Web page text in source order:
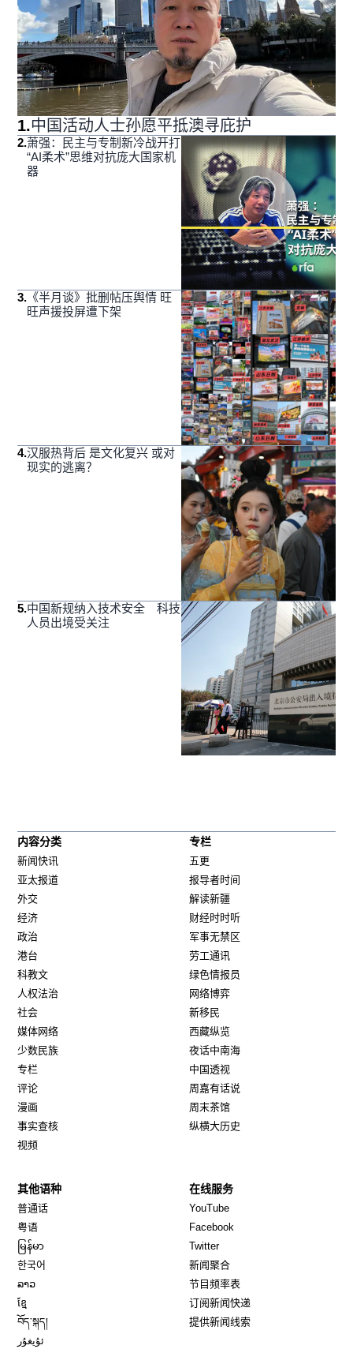
1.中国活动人士孙愿平抵澳寻庇护
2.萧强：民主与专制新冷战开打
“AI柔术”思维对抗庞大国家机
器
3. 《半月谈》批删帖压舆情 旺
旺声援投屏遭下架
4.汉服热背后 是文化复兴 或对
现实的逃离？
5.中国新规纳入技术安全 科技
人员出境受关注
内容分类
新闻快讯
亚太报道
外交
经济
政治
港台
科教文
人权法治
社会
媒体网络
少数民族
专栏
评论
漫画
事实查核
视频
专栏
五更
报导者时间
解读新疆
财经时时听
军事无禁区
劳工通讯
绿色情报员
网络博弈
新移民
西藏纵览
夜话中南海
中国透视
周嘉有话说
周末茶馆
纵横大历史
其他语种
普通话
粤语
မြန်မာ
한국어
ລາວ
ខ្មែ
བོད་སྐད།
ئۇيغۇر
在线服务
YouTube
Facebook
TwitterOpens in new window
新闻聚合
节目频率表
订阅新闻快递
提供新闻线索